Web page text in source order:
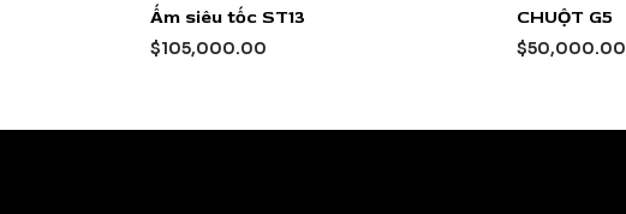
Được
xếp
hạng
0
Ấm siêu tốc ST13
$105,000.00
Được
xếp
hạng
0
CHUỘT G5
$50,000.00